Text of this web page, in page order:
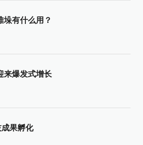
垛有什么用？
来爆发式增长
果孵化